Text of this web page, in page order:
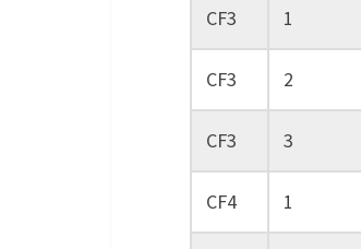
CF3 1
CF3 2
CF3 3
CF4 1